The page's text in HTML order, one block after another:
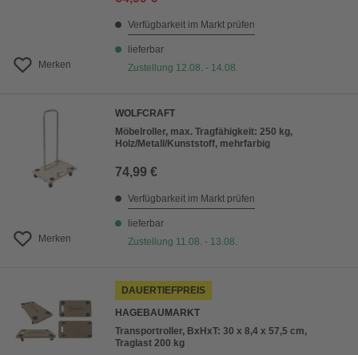
Merken
Verfügbarkeit im Markt prüfen
lieferbar
Zustellung 12.08. - 14.08.
Merken
WOLFCRAFT
Möbelroller, max. Tragfähigkeit: 250 kg,
Holz/Metall/Kunststoff, mehrfarbig
74,99 €
Verfügbarkeit im Markt prüfen
lieferbar
Zustellung 11.08. - 13.08.
DAUERTIEFPREIS
HAGEBAUMARKT
Transportroller, BxHxT: 30 x 8,4 x 57,5 cm,
Traglast 200 kg